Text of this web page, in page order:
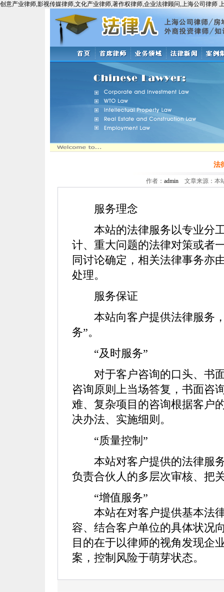
创意产业律师,影视传媒律师,文化产业律师,著作权律师,企业法律顾问,上海公司律师
法
作者： admin文章来源：本
服务理念
本站的法律服务以专业分工
计、重大问题的法律对策或者
同讨论确定，相关法律事务亦
处理。
服务保证
本站向客户提供法律服务，
务”。
“及时服务”
对于客户咨询的口头、书面
咨询原则上当场答复，书面咨
难、复杂项目的咨询根据客户
决办法、实施细则。
“质量控制”
本站对客户提供的法律服务
负责合伙人的多层次审核、把
“增值服务”
本站在对客户提供基本法律
容、结合客户单位的具体状况
目的在于以律师的视角发现企
案，控制风险于萌芽状态。